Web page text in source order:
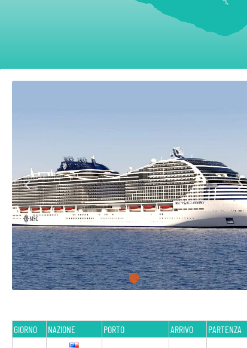
GIORNO NAZIONE PORTO ARRIVO PARTENZA